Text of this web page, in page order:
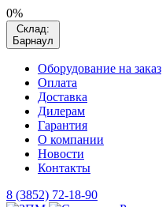
0%
Склад:
Барнаул
Оборудование на заказ
Оплата
Доставка
Дилерам
Гарантия
О компании
Новости
Контакты
8 (3852) 72-18-90